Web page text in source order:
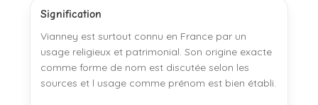
Signification
Vianney est surtout connu en France par un
usage religieux et patrimonial. Son origine exacte
comme forme de nom est discutée selon les
sources et l usage comme prénom est bien établi.